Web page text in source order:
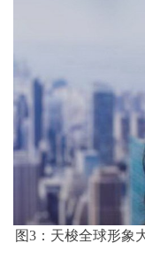
图3：天梭全球形象